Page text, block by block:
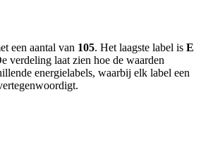
een aantal van 105. Het laagste label is E
verdeling laat zien hoe de waarden
energielabels, waarbij elk label een